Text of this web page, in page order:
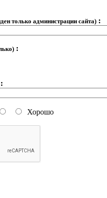
только администрации сайта) :
:
:
Хорошо